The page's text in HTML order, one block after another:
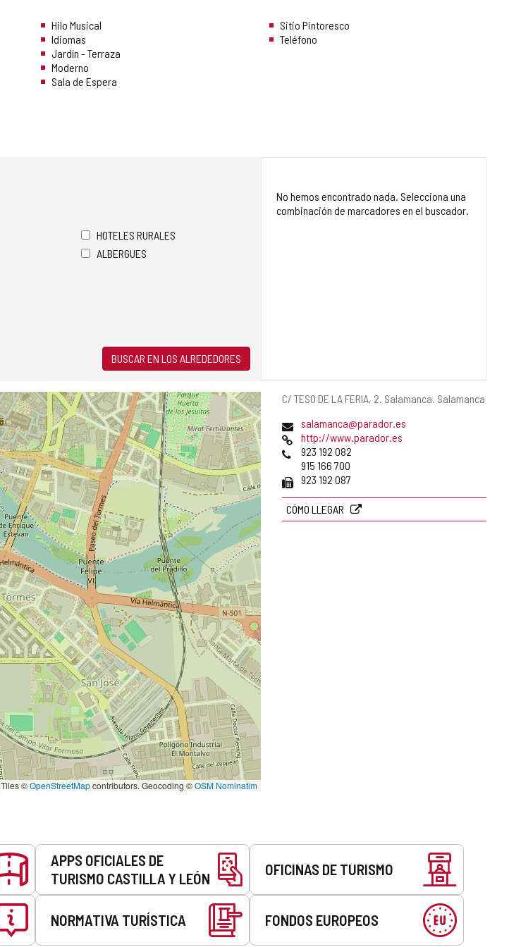
Hilo Musical
Idiomas
Jardín - Terraza
Moderno
Sala de Espera
Sitio Pintoresco
Teléfono
Dirección
C/ TESO DE LA FERIA, 2. Salamanca. Salamanca
Dirección
de
correo
electrónico
salamanca@parador.es
Página
Web
http://www.parador.es
Teléfonos
923 192 082
915 166 700
Fax 923 192 087
CÓMO LLEGAR
HOTELES RURALES
ALBERGUES
BUSCAR EN LOS ALREDEDORES
No hemos encontrado nada. Selecciona una
combinación de marcadores en el buscador.
Tiles ©OpenStreetMapcontributors. Geocoding ©OSM Nominatim
APPS OFICIALES DE
TURISMO CASTILLA Y LEÓN
OFICINAS DE TURISMO
NORMATIVA TURÍSTICA FONDOS EUROPEOS